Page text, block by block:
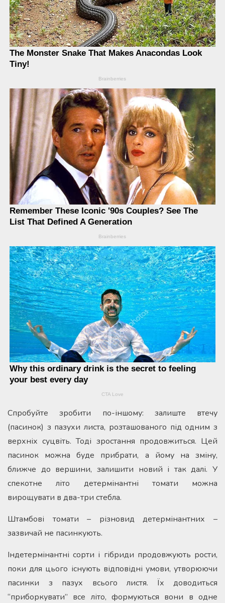
Спробуйте зробити по-іншому: залиште втечу
(пасинок) з пазухи листа, розташованого під одним з
верхніх суцвіть. Тоді зростання продовжиться. Цей
пасинок можна буде прибрати, а йому на зміну,
ближче до вершини, залишити новий і так далі. У
спекотне літо детермінантні томати можна
вирощувати в два-три стебла.
Штамбові томати – різновид детермінантних –
зазвичай не пасинкують.
Індетермінантні сорти і гібриди продовжують рости,
поки для цього існують відповідні умови, утворюючи
пасинки з пазух всього листя. Їх доводиться
“приборкувати” все літо, формуються вони в одне